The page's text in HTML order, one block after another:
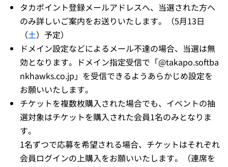
タカポイント登録メールアドレスへ、当選された方へ
のみ詳しいご案内をお送りいたします。（5月13日
（土）予定）
ドメイン設定などによるメール不達の場合、当選は無
効となります。ドメイン指定受信で「@takapo.softba
nkhawks.co.jp」を受信できるようあらかじめ設定を
お願いいたします。
チケットを複数枚購入された場合でも、イベントの抽
選対象はチケットを購入された会員1名のみとなりま
す。
1名ずつで応募を希望される場合、チケットはそれぞれ
会員ログインの上購入をお願いいたします。（連席を